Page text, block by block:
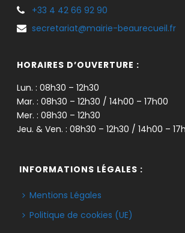
+33 4 42 66 92 90
secretariat@mairie-beaurecueil.fr
HORAIRES D’OUVERTURE :
Lun. : 08h30 – 12h30
Mar. : 08h30 – 12h30 / 14h00 – 17h00
Mer. : 08h30 – 12h30
Jeu. & Ven. : 08h30 – 12h30 / 14h00 –
INFORMATIONS LÉGALES :
Mentions Légales
Politique de cookies (UE)